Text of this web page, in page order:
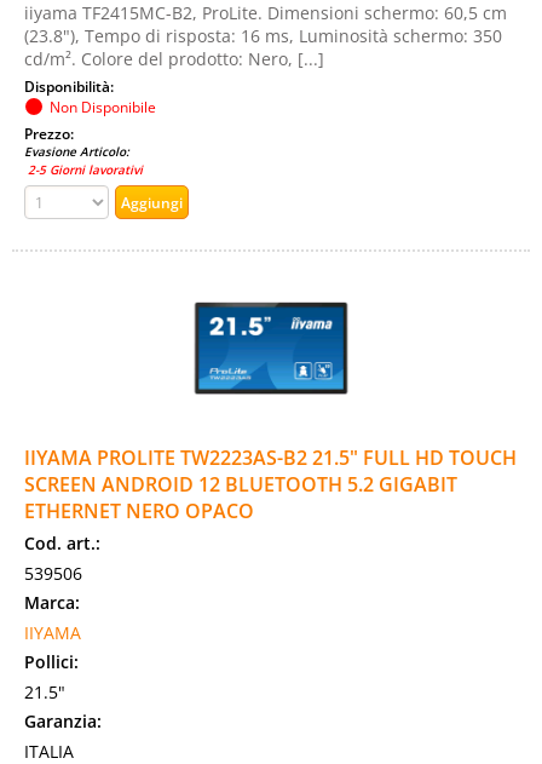
iiyama TF2415MC-B2, ProLite. Dimensioni schermo: 60,5 cm
(23.8"), Tempo di risposta: 16 ms, Luminosità schermo: 350
cd/m². Colore del prodotto: Nero, [...]
Disponibilità:
Non Disponibile
Prezzo:
Evasione Articolo:
2-5 Giorni lavorativi
IIYAMA PROLITE TW2223AS-B2 21.5" FULL HD TOUCH
SCREEN ANDROID 12 BLUETOOTH 5.2 GIGABIT
ETHERNET NERO OPACO
Cod. art.:
539506
Marca:
IIYAMA
Pollici:
21.5"
Garanzia:
ITALIA